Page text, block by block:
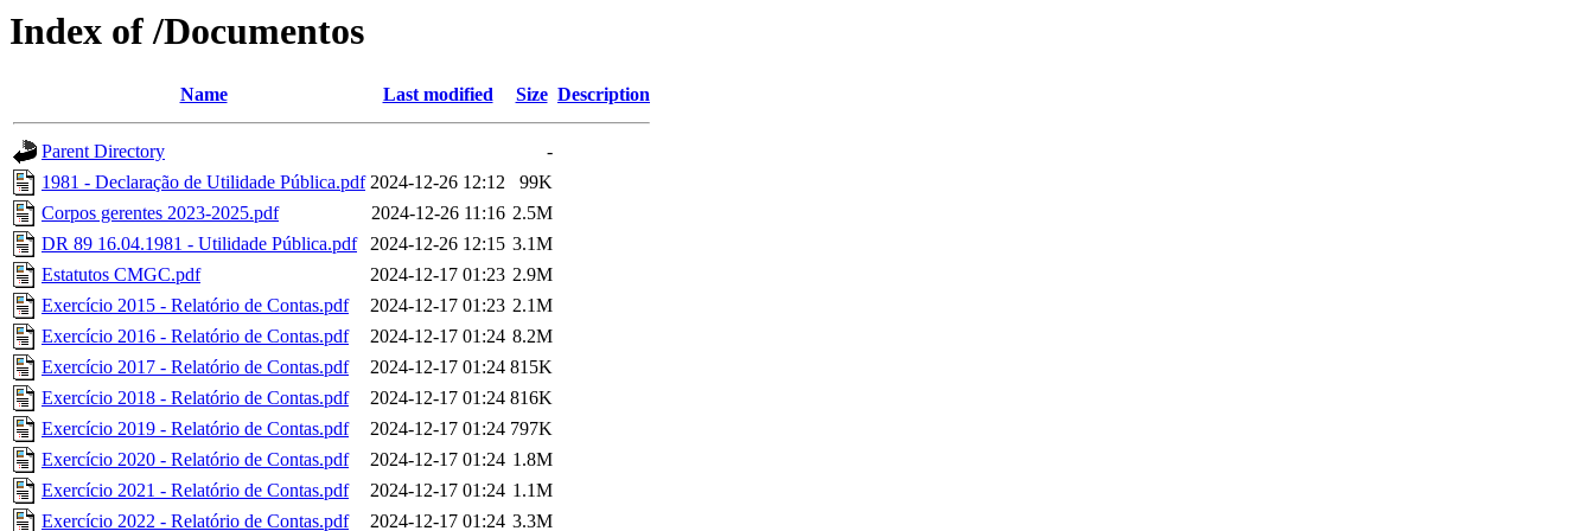
Index of /Documentos
Name Last modified Size Description
Parent Directory
-
1981 - Declaração de Utilidade Pública.pdf 2024-12-26 12:12
99K
Corpos gerentes 2023-2025.pdf
2024-12-26 11:16 2.5M
DR 89 16.04.1981 - Utilidade Pública.pdf
2024-12-26 12:15 3.1M
Estatutos CMGC.pdf
2024-12-17 01:23 2.9M
Exercício 2015 - Relatório de Contas.pdf
2024-12-17 01:23 2.1M
Exercício 2016 - Relatório de Contas.pdf
2024-12-17 01:24 8.2M
Exercício 2017 - Relatório de Contas.pdf
2024-12-17 01:24 815K
Exercício 2018 - Relatório de Contas.pdf
2024-12-17 01:24 816K
Exercício 2019 - Relatório de Contas.pdf
2024-12-17 01:24 797K
Exercício 2020 - Relatório de Contas.pdf
2024-12-17 01:24 1.8M
Exercício 2021 - Relatório de Contas.pdf
2024-12-17 01:24 1.1M
Exercício 2022 - Relatório de Contas.pdf
2024-12-17 01:24 3.3M